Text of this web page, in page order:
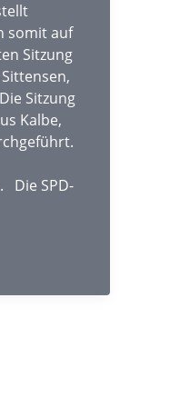
somit auf
Sitzung
Sitzung
Kalbe,
Die SPD-